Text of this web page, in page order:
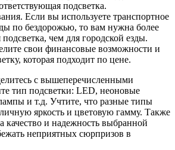
подсветка.
Если вы используете транспортное
по бездорожью, то вам нужна более
чем для городской езды.
свои финансовые возможности и
которая подходит по цене.
с вышеперечисленными
тип подсветки: LED, неоновые
и т.д. Учтите, что разные типы
яркость и цветовую гамму. Также
качество и надежность выбранной
неприятных сюрпризов в